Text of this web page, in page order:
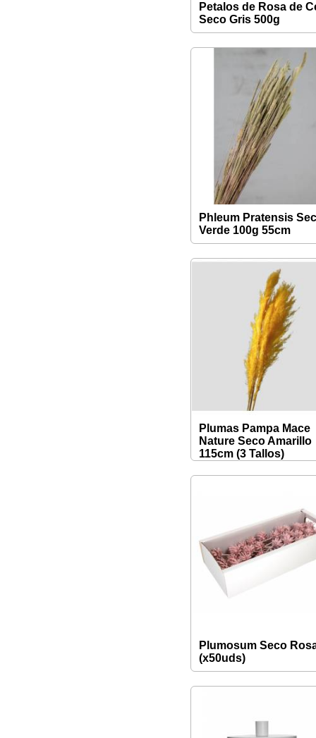
Petalos de Rosa de
Seco Gris 500g
Phleum Pratensis
Verde 100g 55cm
Plumas Pampa Mace
Nature Seco Amarillo
115cm (3 Tallos)
Plumosum Seco
(x50uds)